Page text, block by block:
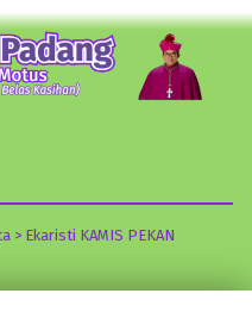
> Ekaristi KAMIS PEKAN